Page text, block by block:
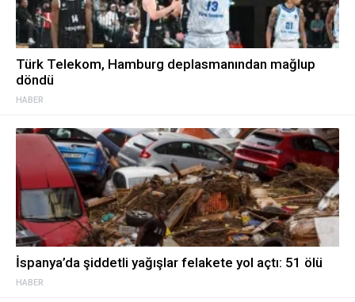
HABER
Türk Telekom, Hamburg deplasmanından mağlup
döndü
HABER
İspanya’da şiddetli yağışlar felakete yol açtı: 51 ölü